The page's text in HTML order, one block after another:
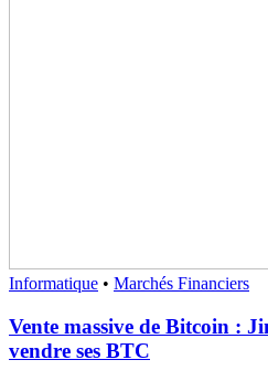
Informatique • Marchés Financiers
Vente massive de Bitcoin :
vendre ses BTC